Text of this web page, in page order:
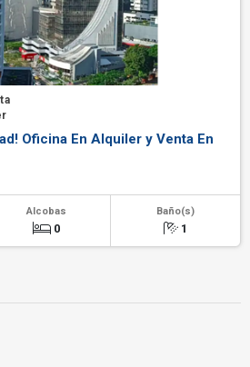
Oficina En Alquiler y Venta En
Alcobas
0
Baño(s)
1